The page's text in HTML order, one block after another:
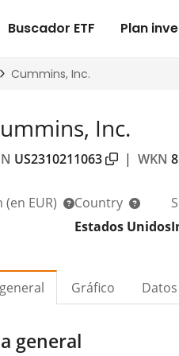
Inc.
US2310211063 | WKN
(en EUR)
Country
Estados Unidos
Gráfico
general